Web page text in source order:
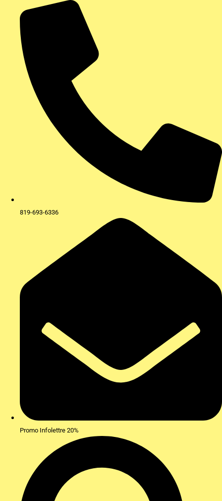
contenu
819-693-6336
Promo Infolettre 20%